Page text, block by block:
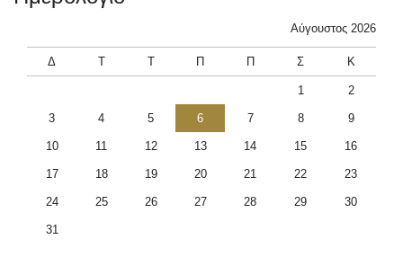
Αύγουστος 2026
Δ Τ Τ Π Π Σ Κ
1 2
3 4 5 6 7 8 9
10 11 12 13 14 15 16
17 18 19 20 21 22 23
24 25 26 27 28 29 30
31